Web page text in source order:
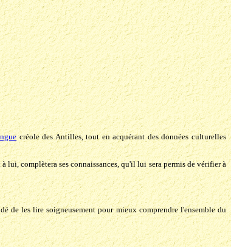
créole des Antilles, tout en acquérant des données culturelles
lui, complètera ses connaissances, qu'il lui sera permis de vérifier à
de les lire soigneusement pour mieux comprendre l'ensemble du